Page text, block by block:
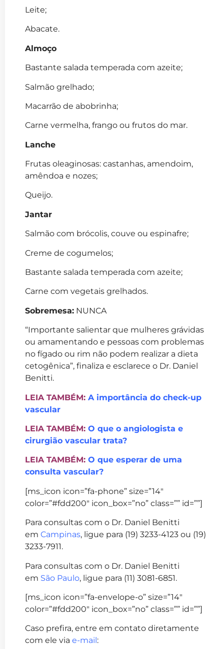
Leite;
Abacate.
Almoço
Bastante salada temperada com azeite;
Salmão grelhado;
Macarrão de abobrinha;
Carne vermelha, frango ou frutos do mar.
Lanche
Frutas oleaginosas: castanhas, amendoim,
amêndoa e nozes;
Queijo.
Jantar
Salmão com brócolis, couve ou espinafre;
Creme de cogumelos;
Bastante salada temperada com azeite;
Carne com vegetais grelhados.
Sobremesa: NUNCA
“Importante salientar que mulheres grávidas
ou amamentando e pessoas com problemas
no fígado ou rim não podem realizar a dieta
cetogênica”, finaliza e esclarece o Dr. Daniel
Benitti.
LEIA TAMBÉM: A importância do check-up
vascular
LEIA TAMBÉM: O que o angiologista e
cirurgião vascular trata?
LEIA TAMBÉM: O que esperar de uma
consulta vascular?
[ms_icon icon=”fa-phone” size=”14″
color=”#fdd200″ icon_box=”no” class=”” id=””]
Para consultas com o Dr. Daniel Benitti
em Campinas, ligue para (19) 3233-4123 ou (19)
3233-7911.
Para consultas com o Dr. Daniel Benitti
em São Paulo, ligue para (11) 3081-6851.
[ms_icon icon=”fa-envelope-o” size=”14″
color=”#fdd200″ icon_box=”no” class=”” id=””]
Caso prefira, entre em contato diretamente
com ele via e-mail :